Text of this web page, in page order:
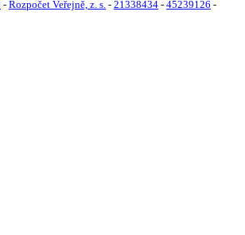
- Rozpočet Veřejně, z. s. - 21338434 - 45239126 -